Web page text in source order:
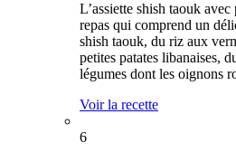
L’assiette shish taouk
repas qui comprend un
shish taouk, du riz aux
petites patates libanaises,
légumes dont les oignons
Voir la recette
6